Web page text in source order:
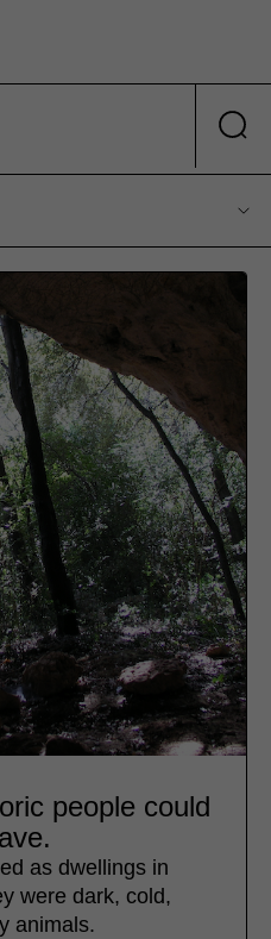
people could
as dwellings in
were dark, cold,
animals.